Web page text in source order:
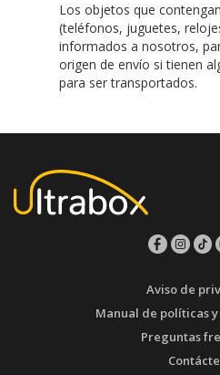
Los objetos que
(teléfonos, juguetes,
informados a nosotros,
origen de envío si tienen
para ser transportados.
Aviso de
Manual de políticas
Preguntas